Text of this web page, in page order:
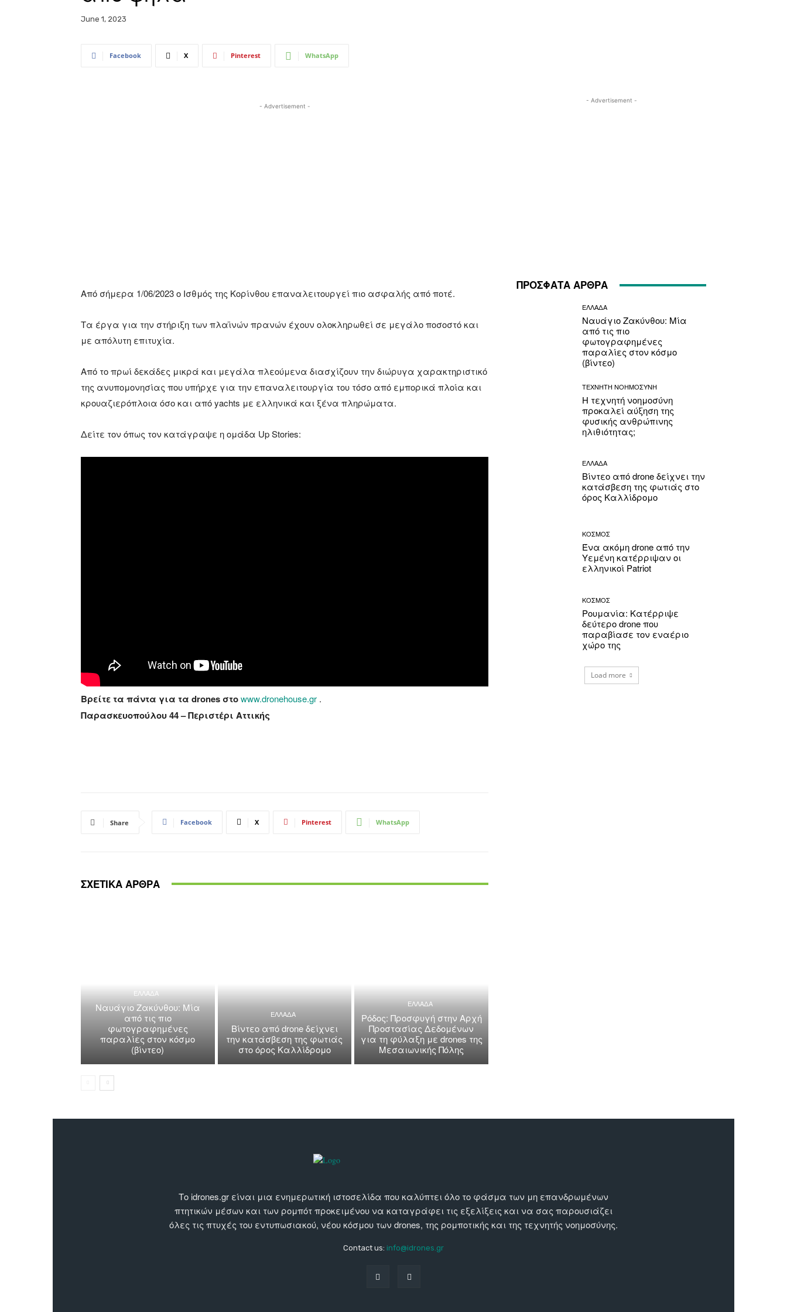
June 1, 2023
Facebook X Pinterest WhatsApp
- Advertisement -
Από σήμερα 1/06/2023 ο Ισθμός της Κορίνθου επαναλειτουργεί πιο ασφαλής από ποτέ.
Τα έργα για την στήριξη των πλαϊνών πρανών έχουν ολοκληρωθεί σε μεγάλο ποσοστό και
με απόλυτη επιτυχία.
Από το πρωί δεκάδες μικρά και μεγάλα πλεούμενα διασχίζουν την διώρυγα χαρακτηριστικό
της ανυπομονησίας που υπήρχε για την επαναλειτουργία του τόσο από εμπορικά πλοία και
κρουαζιερόπλοια όσο και από yachts με ελληνικά και ξένα πληρώματα.
Δείτε τον όπως τον κατάγραψε η ομάδα Up Stories:
Βρείτε τα πάντα για τα drones στοwww.dronehouse.gr .
Παρασκευοπούλου 44 – Περιστέρι Αττικής
Share Facebook X Pinterest WhatsApp
ΣΧΕΤΙΚΑ ΑΡΘΡΑ
ΕΛΛΑΔΑ
Ναυάγιο Ζακύνθου: Μία
από τις πιο
φωτογραφημένες
παραλίες στον κόσμο
(βίντεο)
ΕΛΛΑΔΑ
Βίντεο από drone δείχνει
την κατάσβεση της φωτιάς
στο όρος Καλλίδρομο
ΕΛΛΑΔΑ
Ρόδος: Προσφυγή στην Αρχή
Προστασίας Δεδομένων
για τη φύλαξη με drones της
Μεσαιωνικής Πόλης
- Advertisement -
ΠΡΟΣΦΑΤΑ ΑΡΘΡΑ
ΕΛΛΑΔΑ
Ναυάγιο Ζακύνθου: Μία
από τις πιο
φωτογραφημένες
παραλίες στον κόσμο
(βίντεο)
ΤΕΧΝΗΤΗ ΝΟΗΜΟΣΥΝΗ
Η τεχνητή νοημοσύνη
προκαλεί αύξηση της
φυσικής ανθρώπινης
ηλιθιότητας;
ΕΛΛΑΔΑ
Βίντεο από drone δείχνει την
κατάσβεση της φωτιάς στο
όρος Καλλίδρομο
ΚΟΣΜΟΣ
Ένα ακόμη drone από την
Υεμένη κατέρριψαν οι
ελληνικοί Patriot
ΚΟΣΜΟΣ
Ρουμανία: Κατέρριψε
δεύτερο drone που
παραβίασε τον εναέριο
χώρο της
Load more
Το idrones.gr είναι μια ενημερωτική ιστοσελίδα που καλύπτει όλο το φάσμα των μη επανδρωμένων
πτητικών μέσων και των ρομπότ προκειμένου να καταγράφει τις εξελίξεις και να σας παρουσιάζει
όλες τις πτυχές του εντυπωσιακού, νέου κόσμου των drones, της ρομποτικής και της τεχνητής νοημοσύνης.
Contact us: info@idrones.gr